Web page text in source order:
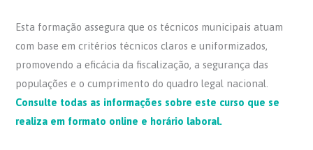
Esta formação assegura que os técnicos municipais atuam
com base em critérios técnicos claros e uniformizados,
promovendo a eficácia da fiscalização, a segurança das
populações e o cumprimento do quadro legal nacional.
Consulte todas as informações sobre este curso que se
realiza em formato online e horário laboral.